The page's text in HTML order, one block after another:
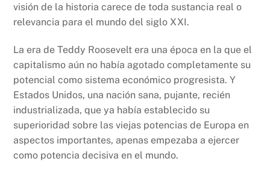
visión de la historia carece de toda sustancia real o
relevancia para el mundo del siglo XXI.
La era de Teddy Roosevelt era una época en la que el
capitalismo aún no había agotado completamente su
potencial como sistema económico progresista. Y
Estados Unidos, una nación sana, pujante, recién
industrializada, que ya había establecido su
superioridad sobre las viejas potencias de Europa en
aspectos importantes, apenas empezaba a ejercer
como potencia decisiva en el mundo.